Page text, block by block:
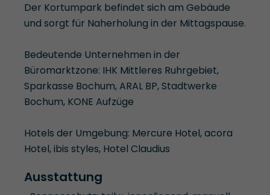
Der Kortumpark befindet sich am Gebäude
und sorgt für Naherholung in der Mittagspause.
Bedeutende Unternehmen in der
Büromarktzone: IHK Mittleres Ruhrgebiet,
Sparkasse Bochum, ARAL BP, Stadtwerke
Bochum, KONE Aufzüge
Hotels der Umgebung: Mercure Hotel, acora
Hotel, ibis styles, Hotel Claudius
Ausstattung